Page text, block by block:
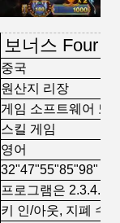
보너스 Four
중국
원산지 리장
게임 소프트웨어 또
스킬 게임
영어
32"47"55"85"98"
프로그램은
키 인/아웃, 지폐 수